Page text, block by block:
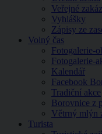
Veřejné
Vyhlášky
Zápisy ze
Volný čas
Fotogalerie-
Fotogalerie-
Kalendář
Facebook
Tradiční akce
Borovnice z
Větrný mlýn
Turista